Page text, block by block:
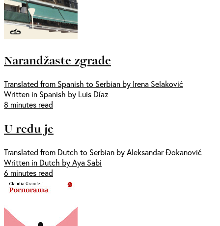
Narandžaste zgrade
Translated from Spanish to Serbian by Irena Selaković
Written in Spanish by Luis Díaz
8 minutes read
U redu je
Translated from Dutch to Serbian by Aleksandar Đokanović
Written in Dutch by Aya Sabi
6 minutes read